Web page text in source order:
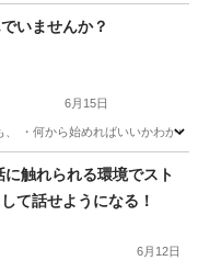
いませんか？
6月15日
、 ・何から始めればいいかわか
触れられる環境でスト
て話せようになる！
6月12日